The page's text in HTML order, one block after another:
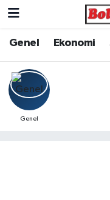
Genel Ekonomi
Genel